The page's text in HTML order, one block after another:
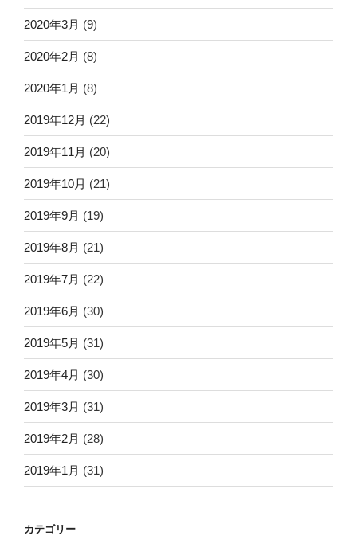
2020年3月 (9)
2020年2月 (8)
2020年1月 (8)
2019年12月 (22)
2019年11月 (20)
2019年10月 (21)
2019年9月 (19)
2019年8月 (21)
2019年7月 (22)
2019年6月 (30)
2019年5月 (31)
2019年4月 (30)
2019年3月 (31)
2019年2月 (28)
2019年1月 (31)
カテゴリー